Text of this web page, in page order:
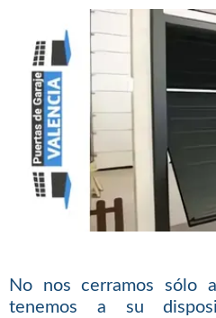
No nos cerramos sólo
tenemos a su